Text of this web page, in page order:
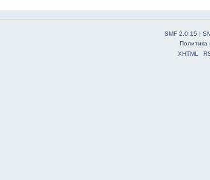
SMF 2.0.15 |
Политика
XHTML